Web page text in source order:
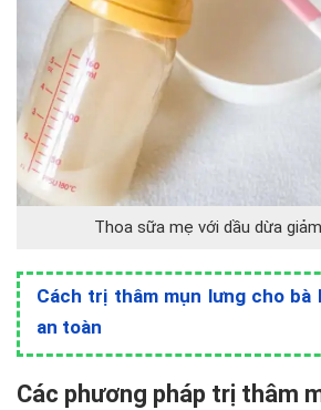
Thoa sữa mẹ với dầu dừa
Cách trị thâm mụn lưng cho bà
an toàn
Các phương pháp trị thâm